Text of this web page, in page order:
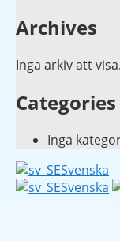
Archives
Inga arkiv att visa.
Categories
Inga
Svenska
Svenska